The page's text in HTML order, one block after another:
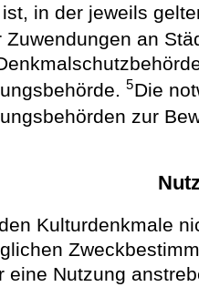
in der jeweils
Zuwendungen an
5Die
zur
Kulturdenkmale
eine Nutzung